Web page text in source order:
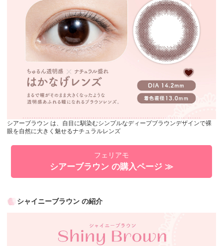
シアーブラウン は、自目に馴染むシンプルなディープブラウンデザインで裸
眼を自然に大きく魅せるナチュラルレンズ
フェリアモ
シアーブラウン の購入ページ ≫
シャイニーブラウン の紹介